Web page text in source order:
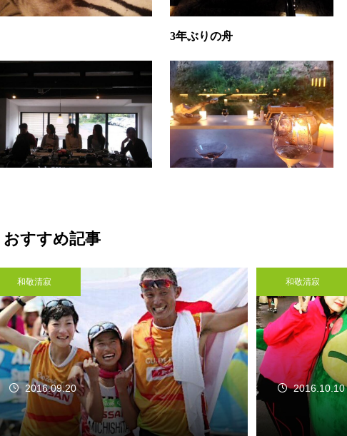
3年ぶりの舟
おすすめ記事
和敬清寂
2016.09.20
和敬清寂
2016.10.10